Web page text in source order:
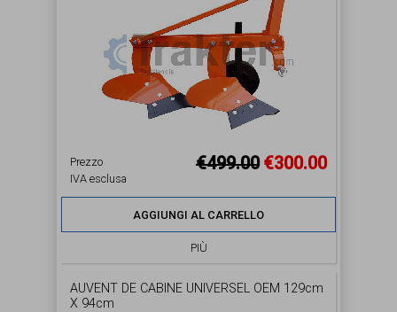
Prezzo
IVA esclusa
€499.00 €300.00
AGGIUNGI AL CARRELLO
PIÙ
AUVENT DE CABINE UNIVERSEL OEM 129cm
X 94cm